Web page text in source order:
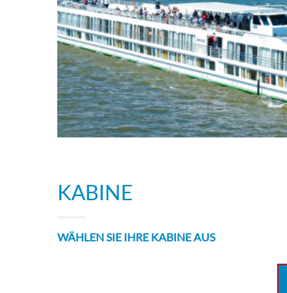
KABINE
WÄHLEN SIE IHRE KABINE AUS